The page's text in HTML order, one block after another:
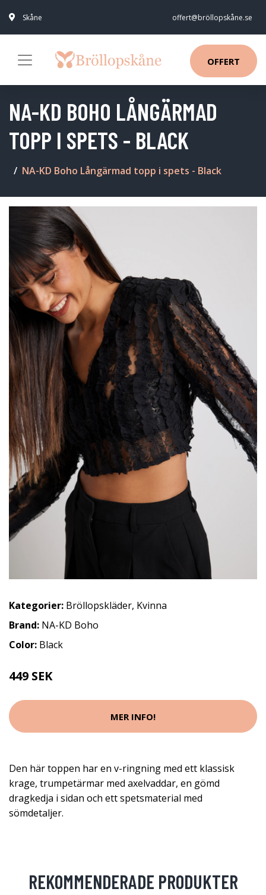
Skåne offert@bröllopskåne.se
OFFERT
NA-KD BOHO LÅNGÄRMAD
TOPP I SPETS - BLACK
NA-KD Boho Långärmad topp i spets - Black
Kategorier: Bröllopskläder, Kvinna
Brand: NA-KD Boho
Color: Black
449 SEK
MER INFO!
Den här toppen har en v-ringning med ett klassisk
krage, trumpetärmar med axelvaddar, en gömd
dragkedja i sidan och ett spetsmaterial med
sömdetaljer.
REKOMMENDERADE PRODUKTER